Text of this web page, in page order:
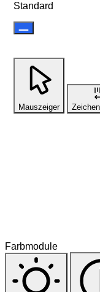
Standard
Mauszeiger
Farbmodule